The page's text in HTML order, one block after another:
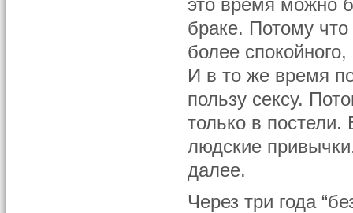
это время можно
браке. Потому
более
И в то же время
пользу сексу.
только в
людские
далее.
Через три года